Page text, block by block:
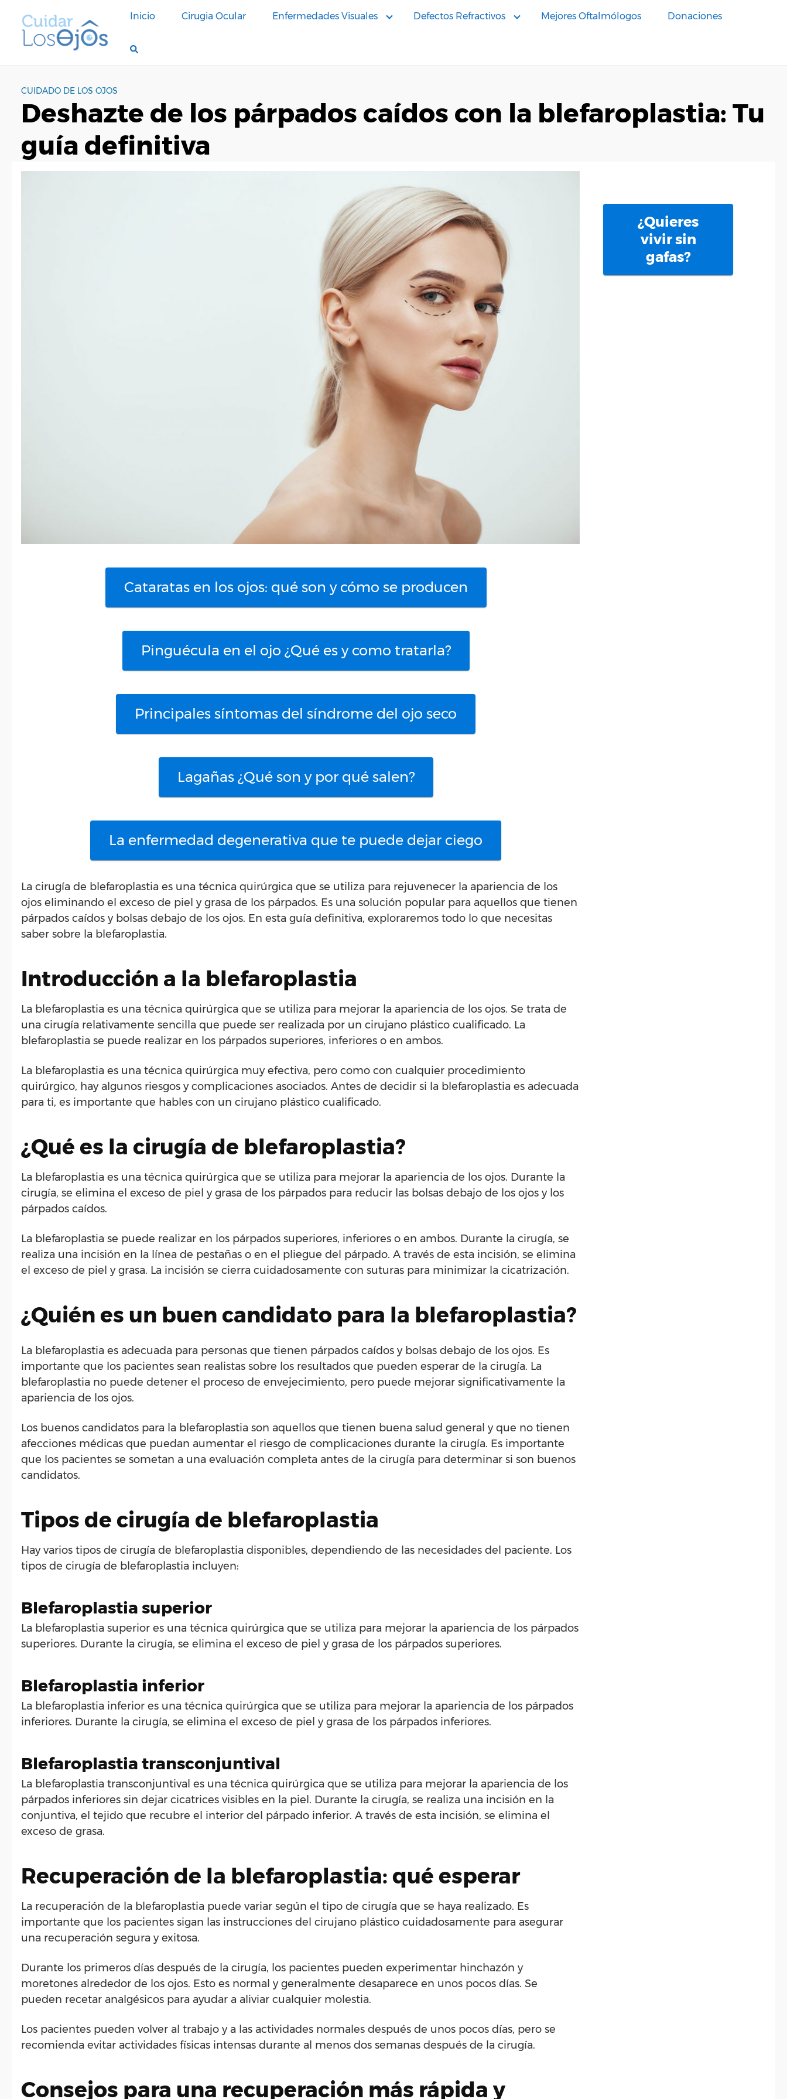
a
Inicio Cirugia Ocular Enfermedades Visuales Defectos Refractivos Mejores Oftalmólogos Donaciones
CUIDADO DE LOS OJOS
Deshazte de los párpados caídos con la blefaroplastia: Tu
guía definitiva
Cataratas en los ojos: qué son y cómo se producen
Pinguécula en el ojo ¿Qué es y como tratarla?
Principales síntomas del síndrome del ojo seco
Lagañas ¿Qué son y por qué salen?
La enfermedad degenerativa que te puede dejar ciego
La cirugía de blefaroplastia es una técnica quirúrgica que se utiliza para rejuvenecer la apariencia de los
ojos eliminando el exceso de piel y grasa de los párpados. Es una solución popular para aquellos que tienen
párpados caídos y bolsas debajo de los ojos. En esta guía definitiva, exploraremos todo lo que necesitas
saber sobre la blefaroplastia.
Introducción a la blefaroplastia
La blefaroplastia es una técnica quirúrgica que se utiliza para mejorar la apariencia de los ojos. Se trata de
una cirugía relativamente sencilla que puede ser realizada por un cirujano plástico cualificado. La
blefaroplastia se puede realizar en los párpados superiores, inferiores o en ambos.
La blefaroplastia es una técnica quirúrgica muy efectiva, pero como con cualquier procedimiento
quirúrgico, hay algunos riesgos y complicaciones asociados. Antes de decidir si la blefaroplastia es adecuada
para ti, es importante que hables con un cirujano plástico cualificado.
¿Qué es la cirugía de blefaroplastia?
La blefaroplastia es una técnica quirúrgica que se utiliza para mejorar la apariencia de los ojos. Durante la
cirugía, se elimina el exceso de piel y grasa de los párpados para reducir las bolsas debajo de los ojos y los
párpados caídos.
La blefaroplastia se puede realizar en los párpados superiores, inferiores o en ambos. Durante la cirugía, se
realiza una incisión en la línea de pestañas o en el pliegue del párpado. A través de esta incisión, se elimina
el exceso de piel y grasa. La incisión se cierra cuidadosamente con suturas para minimizar la cicatrización.
¿Quién es un buen candidato para la blefaroplastia?
La blefaroplastia es adecuada para personas que tienen párpados caídos y bolsas debajo de los ojos. Es
importante que los pacientes sean realistas sobre los resultados que pueden esperar de la cirugía. La
blefaroplastia no puede detener el proceso de envejecimiento, pero puede mejorar significativamente la
apariencia de los ojos.
Los buenos candidatos para la blefaroplastia son aquellos que tienen buena salud general y que no tienen
afecciones médicas que puedan aumentar el riesgo de complicaciones durante la cirugía. Es importante
que los pacientes se sometan a una evaluación completa antes de la cirugía para determinar si son buenos
candidatos.
Tipos de cirugía de blefaroplastia
Hay varios tipos de cirugía de blefaroplastia disponibles, dependiendo de las necesidades del paciente. Los
tipos de cirugía de blefaroplastia incluyen:
Blefaroplastia superior
La blefaroplastia superior es una técnica quirúrgica que se utiliza para mejorar la apariencia de los párpados
superiores. Durante la cirugía, se elimina el exceso de piel y grasa de los párpados superiores.
Blefaroplastia inferior
La blefaroplastia inferior es una técnica quirúrgica que se utiliza para mejorar la apariencia de los párpados
inferiores. Durante la cirugía, se elimina el exceso de piel y grasa de los párpados inferiores.
Blefaroplastia transconjuntival
La blefaroplastia transconjuntival es una técnica quirúrgica que se utiliza para mejorar la apariencia de los
párpados inferiores sin dejar cicatrices visibles en la piel. Durante la cirugía, se realiza una incisión en la
conjuntiva, el tejido que recubre el interior del párpado inferior. A través de esta incisión, se elimina el
exceso de grasa.
Recuperación de la blefaroplastia: qué esperar
La recuperación de la blefaroplastia puede variar según el tipo de cirugía que se haya realizado. Es
importante que los pacientes sigan las instrucciones del cirujano plástico cuidadosamente para asegurar
una recuperación segura y exitosa.
Durante los primeros días después de la cirugía, los pacientes pueden experimentar hinchazón y
moretones alrededor de los ojos. Esto es normal y generalmente desaparece en unos pocos días. Se
pueden recetar analgésicos para ayudar a aliviar cualquier molestia.
Los pacientes pueden volver al trabajo y a las actividades normales después de unos pocos días, pero se
recomienda evitar actividades físicas intensas durante al menos dos semanas después de la cirugía.
Consejos para una recuperación más rápida y
¿Quieres
vivir sin
gafas?